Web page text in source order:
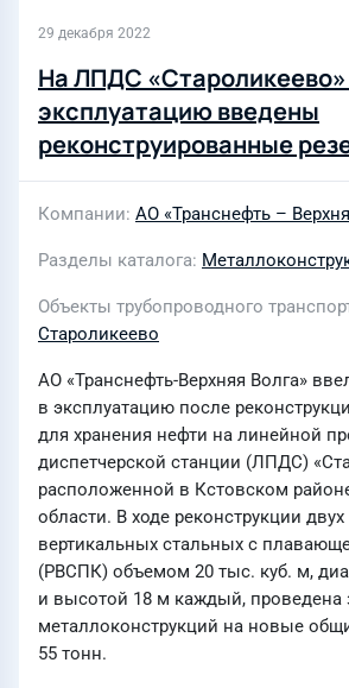
29 декабря 2022
На ЛПДС «Староликеево»
эксплуатацию введены
реконструированные
Компании АО «Транснефть –
Разделы каталога
Объекты трубопроводного
Староликеево
АО «Транснефть-Верхняя Волга»
в эксплуатацию после
для хранения нефти на линейной
диспетчерской станции (ЛПДС)
расположенной в Кстовском
области. В ходе реконструкции
вертикальных стальных с
(РВСПК) объемом 20 тыс. куб. м,
и высотой 18 м каждый, проведена
металлоконструкций на новые
55 тонн.